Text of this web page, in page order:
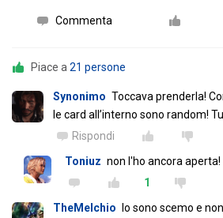
Commenta
Piace a 21 persone
Synonimo Toccava prenderla!
le card all’interno sono random!
Rispondi
Toniuz non l'ho ancora aperta!
1
TheMelchio
Io sono scemo e